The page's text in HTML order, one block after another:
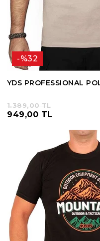
YDS PROFESSIONAL
%32
949,00 TL
1.389,00 TL